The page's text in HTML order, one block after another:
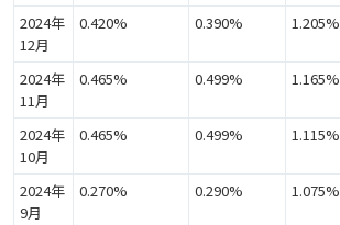
2024年
12月
0.420% 0.390% 1.205%
2024年
11月
0.465% 0.499% 1.165%
2024年
10月
0.465% 0.499% 1.115%
2024年
9月
0.270% 0.290% 1.075%